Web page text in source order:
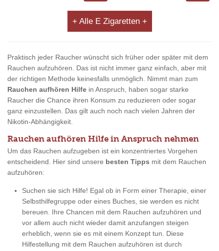
+ Alle E Zigaretten +
Praktisch jeder Raucher wünscht sich früher oder später mit dem
Rauchen aufzuhören. Das ist nicht immer ganz einfach, aber mit
der richtigen Methode keinesfalls unmöglich. Nimmt man zum
Rauchen aufhören Hilfe in Anspruch, haben sogar starke
Raucher die Chance ihren Konsum zu reduzieren oder sogar
ganz einzustellen. Das gilt auch noch nach vielen Jahren der
Nikotin-Abhängigkeit.
Rauchen aufhören Hilfe in Anspruch nehmen
Um das Rauchen aufzugeben ist ein konzentriertes Vorgehen
entscheidend. Hier sind unsere besten Tipps mit dem Rauchen
aufzuhören:
Suchen sie sich Hilfe! Egal ob in Form einer Therapie, einer
Selbsthilfegruppe oder eines Buches, sie werden es nicht
bereuen. Ihre Chancen mit dem Rauchen aufzuhören und
vor allem auch nicht wieder damit anzufangen steigen
erheblich, wenn sie es mit einem Konzept tun. Diese
Hilfestellung mit dem Rauchen aufzuhören ist durch